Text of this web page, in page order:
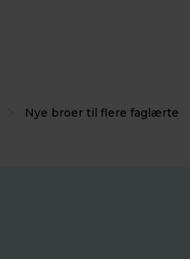
Nye broer til flere faglærte